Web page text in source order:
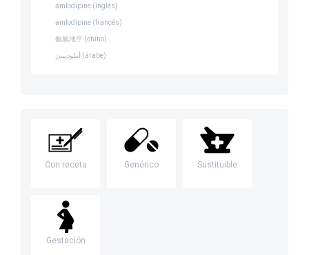
amlodipine (inglés)
amlodipine (francés)
氨氯地平 (chino)
أملوديبين (árabe)
Con receta Genérico Sustituible
Gestación